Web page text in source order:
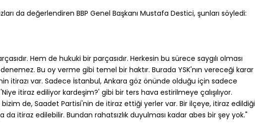
da değerlendiren BBP Genel Başkanı Mustafa Destici, şunları söyledi:
Hem de hukuki bir parçasıdır. Herkesin bu sürece saygılı olması
Bu oy verme gibi temel bir haktır. Burada YSK'nın vereceği karar
itirazı var. Sadece İstanbul, Ankara göz önünde olduğu için sadece
itiraz ediliyor kardeşim?' gibi bir ters hava estirilmeye çalışılıyor.
bizim de, Saadet Partisi'nin de itiraz ettiği yerler var. Bir ilçeye, itiraz edildiği
itiraz edilebilir. Bundan rahatsızlık duyulması kadar abes bir şey yok."